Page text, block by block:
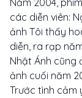
Năm 2004,
các diễn viên:
ảnh Tôi thấy
diễn, ra rạp
Nhật Ánh cũng
ảnh cuối năm
Trước tình cảm